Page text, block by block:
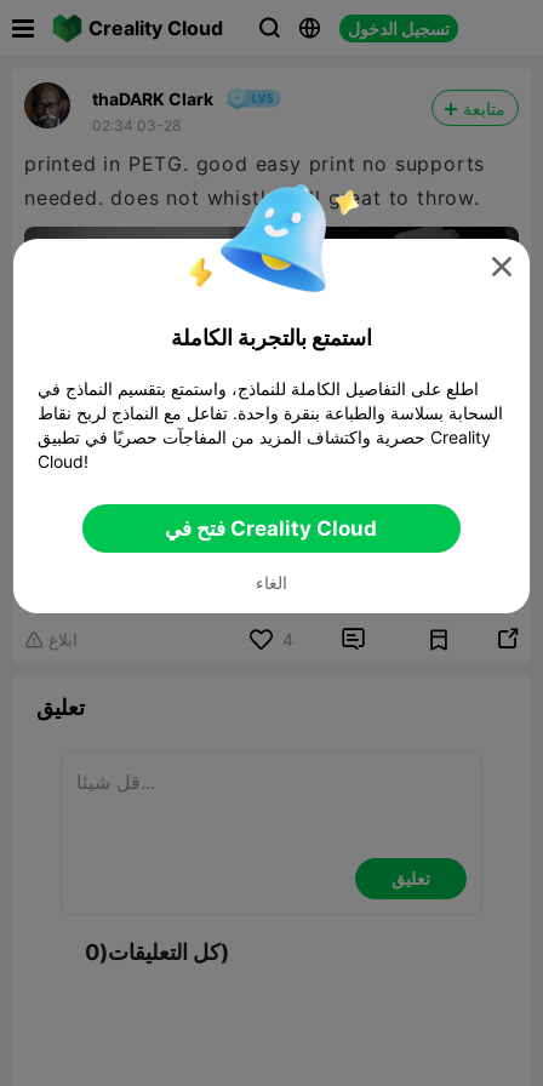
Creality Cloud   تسجيل الدخول
thaDARK Clark
02:34 03-28
متابعة
printed in PETG. good easy print no supports
needed. does not whistle still great to throw.

Whistle Missile
نموذج ثلاثي الأبعاد ذو صلة
 ابلاغ 4  
تعليق
تعليق
كل التعليقات(0)

استمتع بالتجربة الكاملة
اطلع على التفاصيل الكاملة للنماذج، واستمتع بتقسيم النماذج في
السحابة بسلاسة والطباعة بنقرة واحدة. تفاعل مع النماذج لربح نقاط
حصرية واكتشاف المزيد من المفاجآت حصريًا في تطبيق Creality
Cloud!
فتح في Creality Cloud
الغاء